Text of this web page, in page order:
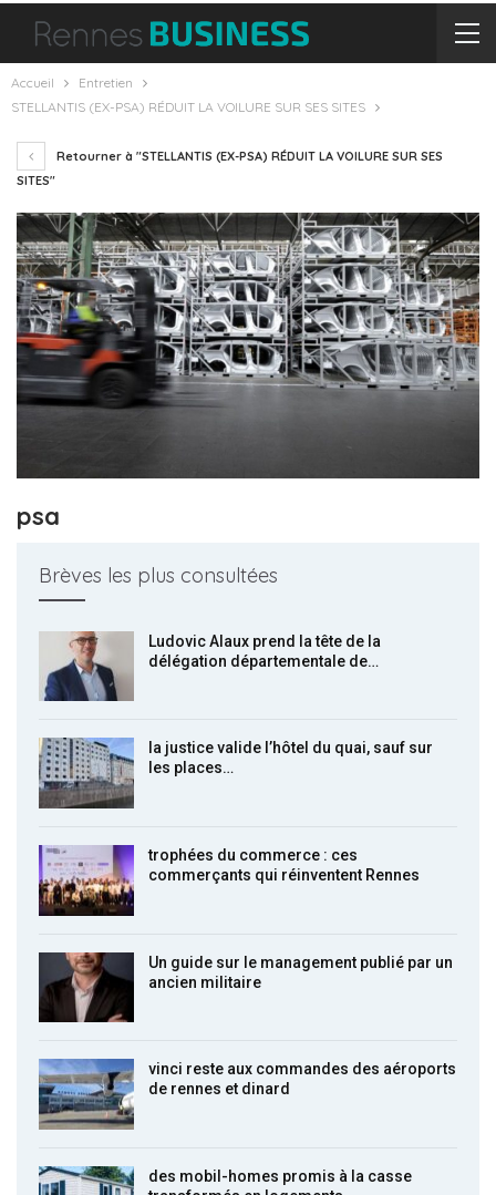
Accueil
Entretien
STELLANTIS (EX-PSA) RÉDUIT LA VOILURE SUR SES SITES
Retourner à "STELLANTIS (EX-PSA) RÉDUIT LA VOILURE SUR SES
SITES"
psa
Brèves les plus consultées
Ludovic Alaux prend la tête de la
délégation départementale de…
la justice valide l’hôtel du quai, sauf sur
les places…
trophées du commerce : ces
commerçants qui réinventent Rennes
Un guide sur le management publié par un
ancien militaire
vinci reste aux commandes des aéroports
de rennes et dinard
des mobil-homes promis à la casse